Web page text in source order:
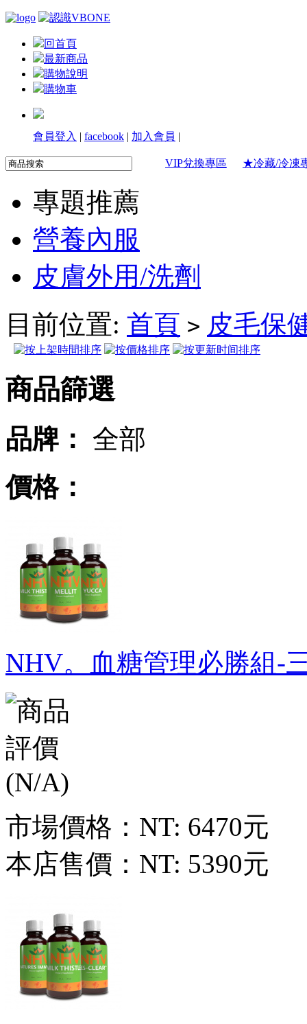
回首頁
最新商品
購物說明
購物車
會員登入 | facebook | 加入會員 |
VIP兌換專區 ★冷藏/冷凍
專題推薦
營養內服
皮膚外用/洗劑
目前位置: 首頁 > 皮毛保
商品篩選
品牌：
全部
價格：
NHV。血糖管理必勝組-
市場價格： NT: 6470元
本店售價： NT: 5390元